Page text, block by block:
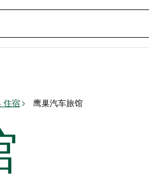
住宿 鹰巢汽车旅馆